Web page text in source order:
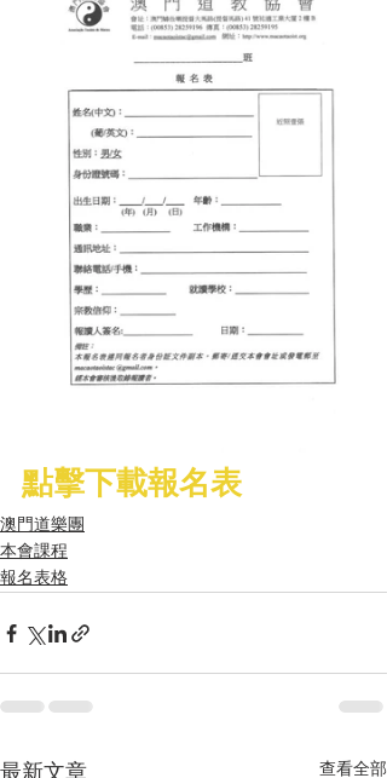
點擊下載報名表
澳門道樂團
本會課程
報名表格
查看全部